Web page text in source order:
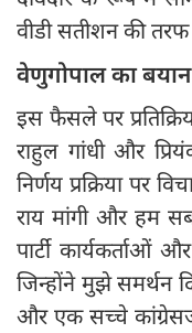
वीडी सतीशन की
वेणुगोपाल का बयान
इस फैसले पर
राहुल गांधी और
निर्णय प्रक्रिया पर
राय मांगी और हम
पार्टी कार्यकर्ताओं
जिन्होंने मुझे समर्थन
और एक सच्चे